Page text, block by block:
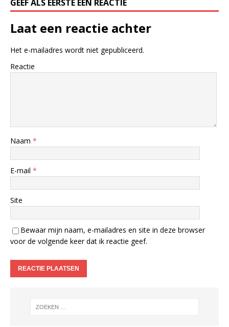
GEEF ALS EERSTE EEN REACTIE
Laat een reactie achter
Het e-mailadres wordt niet gepubliceerd.
Reactie
Naam *
E-mail *
Site
Bewaar mijn naam, e-mailadres en site in deze browser
voor de volgende keer dat ik reactie geef.